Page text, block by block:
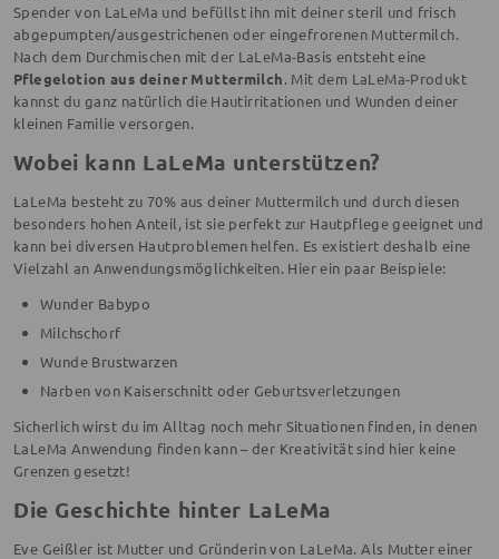
Spender von LaLeMa und befüllst ihn mit deiner steril und frisch
abgepumpten/ausgestrichenen oder eingefrorenen Muttermilch.
Nach dem Durchmischen mit der LaLeMa-Basis entsteht eine
Pflegelotion aus deiner Muttermilch. Mit dem LaLeMa-Produkt
kannst du ganz natürlich die Hautirritationen und Wunden deiner
kleinen Familie versorgen.
Wobei kann LaLeMa unterstützen?
LaLeMa besteht zu 70% aus deiner Muttermilch und durch diesen
besonders hohen Anteil, ist sie perfekt zur Hautpflege geeignet und
kann bei diversen Hautproblemen helfen. Es existiert deshalb eine
Vielzahl an Anwendungsmöglichkeiten. Hier ein paar Beispiele:
Wunder Babypo
Milchschorf
Wunde Brustwarzen
Narben von Kaiserschnitt oder Geburtsverletzungen
Sicherlich wirst du im Alltag noch mehr Situationen finden, in denen
LaLeMa Anwendung finden kann – der Kreativität sind hier keine
Grenzen gesetzt!
Die Geschichte hinter LaLeMa
Eve Geißler ist Mutter und Gründerin von LaLeMa. Als Mutter einer